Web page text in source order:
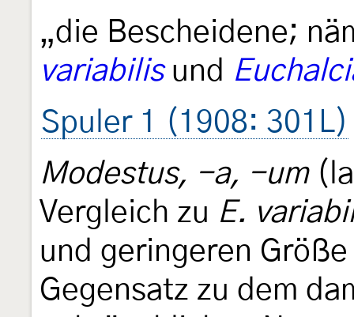
„die Bescheidene;
variabilisund
Spuler 1 (1908: 301L)
Modestus, -a, -um
Vergleich zu E.
und geringeren
Gegensatz zu dem